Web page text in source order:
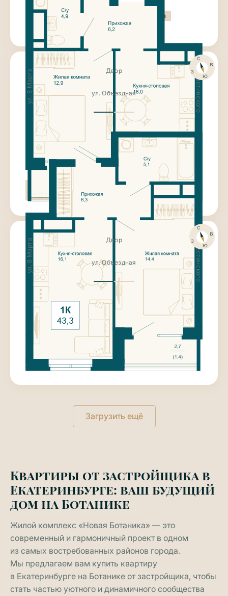
Чистовая отделка
Гардеробная комната
Большая кухня-столовая
з
с
в
ю
Двор ул. Крестинского
ул. Объездная
ул. 8 Марта
8 300 000
1-к квартира 41.5 м²Этаж 19
Дом «Янтарный»
II кв. 2027г.
Чистовая отделка
Гардеробная комната
Ниша для гардероба
з
с
в
ю
Двор ул. Крестинского
ул. Объездная
ул. 8 Марта
8 313 600 ₽
1-к квартира43.3 м²
Этаж 4
Дом «Янтарный»
II кв. 2027г.
Чистовая отделка
Ниша для гардероба
Большая кухня-столовая
Загрузить ещё
Квартиры от застройщика в
Екатеринбурге: ваш будущий
дом на Ботанике
Жилой комплекс «Новая Ботаника» — это
современный и гармоничный проект в одном
из самых востребованных районов города.
Мы предлагаем вам купить квартиру
в Екатеринбурге на Ботанике от застройщика, чтобы
стать частью уютного и динамичного сообщества